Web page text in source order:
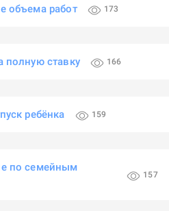
объема работ 173
полную ставку 166
ребёнка 159
по семейным
157